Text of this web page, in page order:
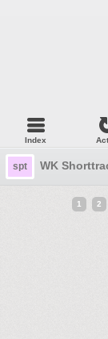
Index
spt WK
1 2